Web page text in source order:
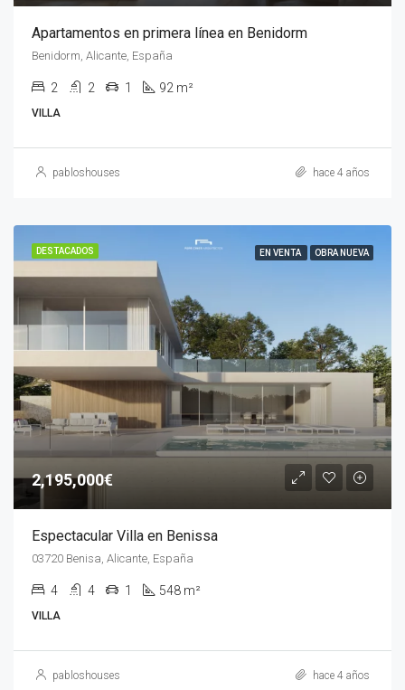
Apartamentos en primera línea en Benidorm
Benidorm, Alicante, España
2 2 1 92 m²
VILLA
pabloshouses hace 4 años
DESTACADOS EN VENTA OBRA NUEVA
2,195,000€
Espectacular Villa en Benissa
03720 Benisa, Alicante, España
4 4 1 548 m²
VILLA
pabloshouses hace 4 años